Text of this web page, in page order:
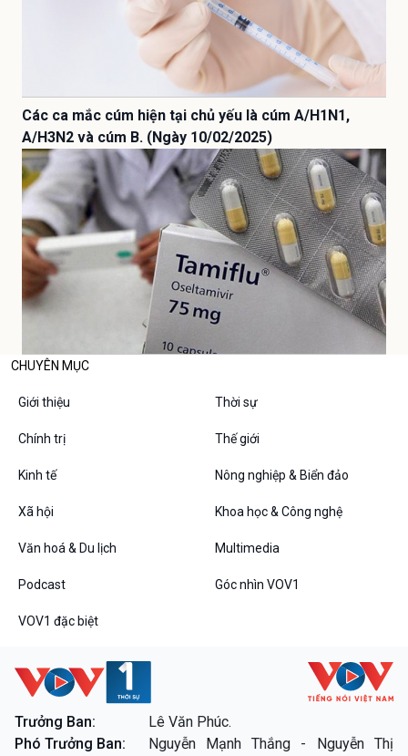
Các ca mắc cúm hiện tại chủ yếu là cúm A/H1N1,
A/H3N2 và cúm B. (Ngày 10/02/2025)
CHUYÊN MỤC
Giới thiệu Thời sự
Chính trị Thế giới
Kinh tế Nông nghiệp & Biển đảo
Xã hội Khoa học & Công nghệ
Văn hoá & Du lịch Multimedia
Podcast Góc nhìn VOV1
VOV1 đặc biệt
Trưởng Ban:
Lê Văn Phúc.
Phó Trưởng Ban:
Nguyễn Mạnh Thắng - Nguyễn Thị